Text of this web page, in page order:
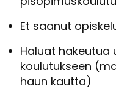
Et saa­nut
Ha­luat ha­keu­tua
kou­lu­tuk­seen
haun kaut­ta)